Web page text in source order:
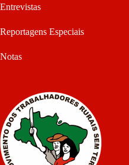
Entrevistas
Reportagens Especiais
Notas